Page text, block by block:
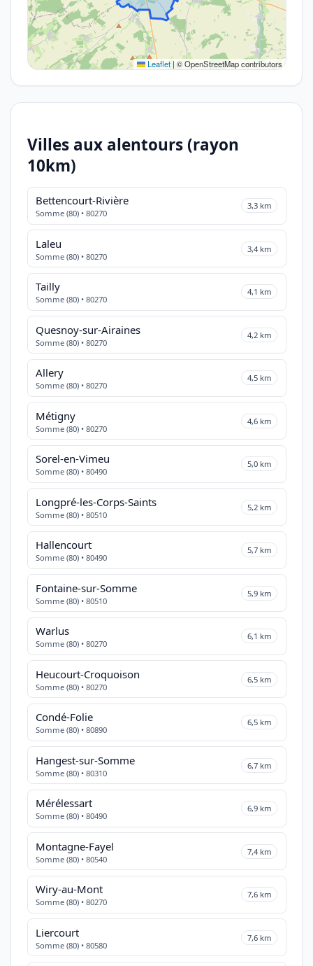
Leaflet | © OpenStreetMap contributors
Villes aux alentours (rayon
10km)
Bettencourt-Rivière
Somme (80) • 80270
3,3 km
Laleu
Somme (80) • 80270
3,4 km
Tailly
Somme (80) • 80270
4,1 km
Quesnoy-sur-Airaines
Somme (80) • 80270
4,2 km
Allery
Somme (80) • 80270
4,5 km
Métigny
Somme (80) • 80270
4,6 km
Sorel-en-Vimeu
Somme (80) • 80490
5,0 km
Longpré-les-Corps-Saints
Somme (80) • 80510
5,2 km
Hallencourt
Somme (80) • 80490
5,7 km
Fontaine-sur-Somme
Somme (80) • 80510
5,9 km
Warlus
Somme (80) • 80270
6,1 km
Heucourt-Croquoison
Somme (80) • 80270
6,5 km
Condé-Folie
Somme (80) • 80890
6,5 km
Hangest-sur-Somme
Somme (80) • 80310
6,7 km
Mérélessart
Somme (80) • 80490
6,9 km
Montagne-Fayel
Somme (80) • 80540
7,4 km
Wiry-au-Mont
Somme (80) • 80270
7,6 km
Liercourt
Somme (80) • 80580
7,6 km